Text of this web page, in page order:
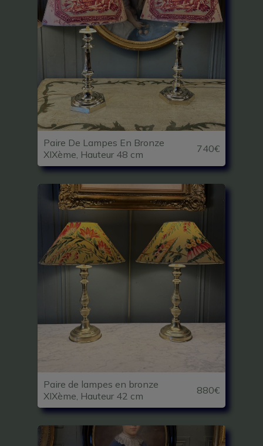
Paire De Lampes En Bronze
XIXème, Hauteur 48 cm
740€
Paire de lampes en bronze
XIXème, Hauteur 42 cm
880€